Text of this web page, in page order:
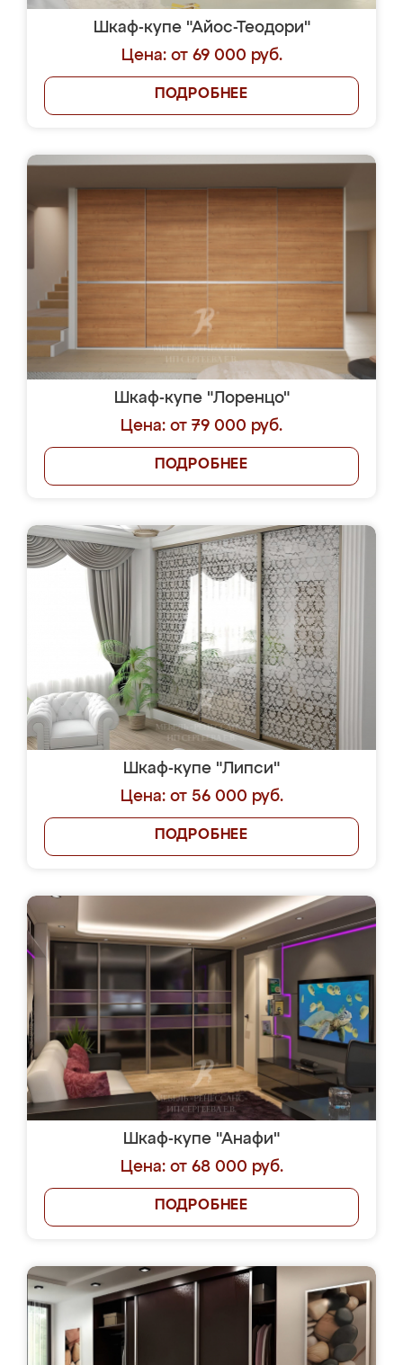
Шкаф-купе "Айос-Теодори"
Цена: от 69 000 руб.
ПОДРОБНЕЕ
Шкаф-купе "Лоренцо"
Цена: от 79 000 руб.
ПОДРОБНЕЕ
Шкаф-купе "Липси"
Цена: от 56 000 руб.
ПОДРОБНЕЕ
Шкаф-купе "Анафи"
Цена: от 68 000 руб.
ПОДРОБНЕЕ